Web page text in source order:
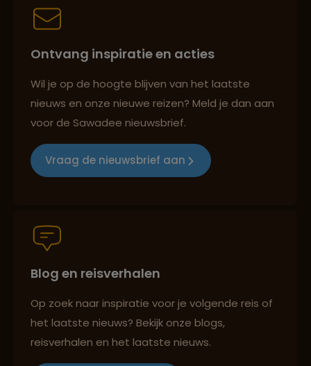
Best beoordeelde reisroutes
Reizen met oog voor mens, cultuur en milieu
Groepsreizen mét indivuele vrijheid
Best beoordeelde reisroutes
Reizen met oog voor mens, cultuur en milieu
Ontvang inspiratie en acties
Wil je op de hoogte blijven van het laatste
nieuws en onze nieuwe reizen? Meld je dan aan
voor de Sawadee nieuwsbrief.
Vraag de nieuwsbrief aan
Blog en reisverhalen
Op zoek naar inspiratie voor je volgende reis of
het laatste nieuws? Bekijk onze blogs,
reisverhalen en het laatste nieuws.